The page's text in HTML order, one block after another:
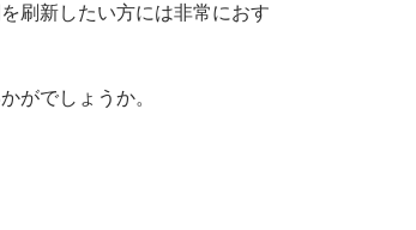
刷新したい方には非常におす
がでしょうか。